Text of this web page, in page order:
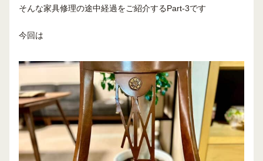
そんな家具修理の途中経過をご紹介するPart-3です
今回は